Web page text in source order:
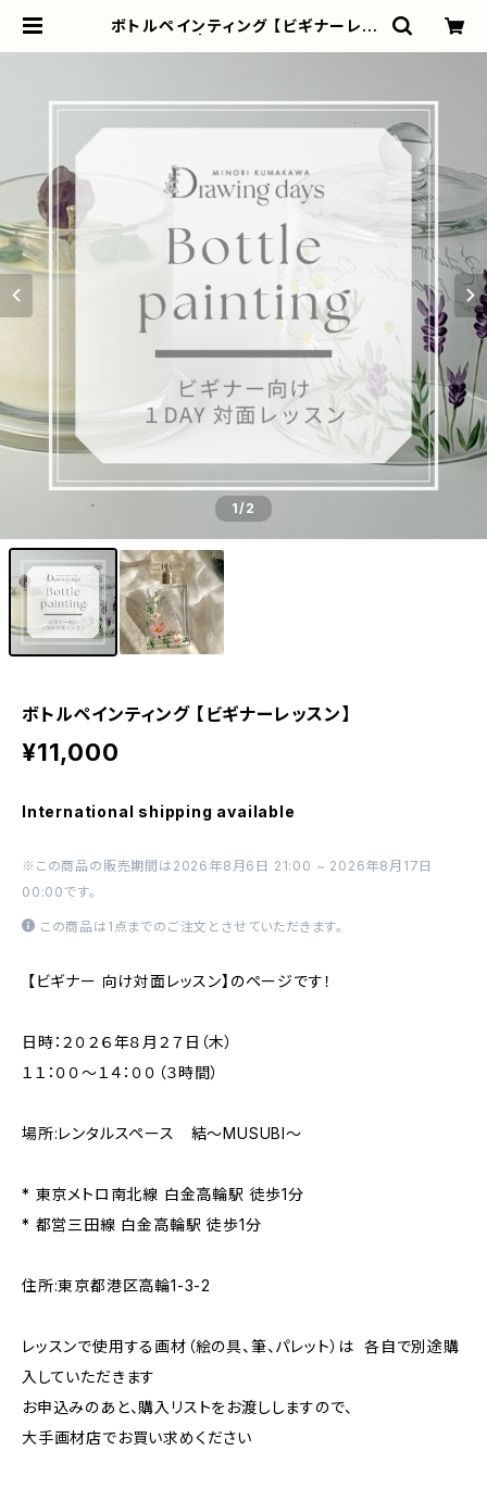
ボトルペインティング 【ビギナーレッ
1/2
ボトルペインティング 【ビギナーレッスン】
¥11,000
International shipping available
※この商品の販売期間は2026年8月6日 21:00 ~ 2026年8月17日
00:00です。
この商品は1点までのご注文とさせていただきます。
【ビギナー 向け対面レッスン】のページです！
日時：２０２６年８月２７日（木）
１１：００〜１４：００（３時間）
場所:レンタルスペース 結～MUSUBI～
* 東京メトロ南北線 白金高輪駅 徒歩1分
* 都営三田線 白金高輪駅 徒歩1分
住所:東京都港区高輪1-3-2
レッスンで使用する画材（絵の具、筆、パレット）は 各自で別途購
入していただきます
お申込みのあと、購入リストをお渡ししますので、
大手画材店でお買い求めください